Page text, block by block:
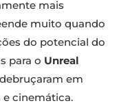
mais
muito quando
do potencial do
para o Unreal
em
cinemática.